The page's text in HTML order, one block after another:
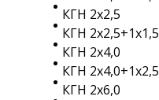
КГН 2х2,5
КГН 2х2,5+1х1,5
КГН 2х4,0
КГН 2х4,0+1х2,5
КГН 2х6,0